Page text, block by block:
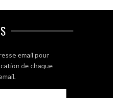
email pour
de chaque